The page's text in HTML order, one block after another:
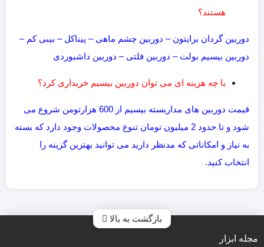
هستند؟
دوربین گردان برایتون – دوربین چشم ماهی – پیناکل – بیبی کم –
دوربین بیسیم بولت – دوربین فلتی – دوربین داشبوردی
با چه هزینه ای می توان دوربین بیسیم خریداری کرد؟
قیمت دوربین های مداربسته بیسیم از 600 هزارتومن شروع می
شود و تا حدود 2 میلیون تومان تنوع محصولات وجود دارد که بسته
به نیاز و امکاناتی که مدنظر دارید می توانید بهترین گزینه را
انتخاب کنید.
بازگشت به بالا
مجله ابزار